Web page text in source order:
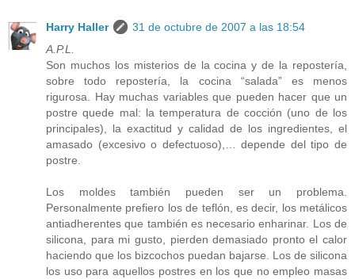
Harry Haller
31 de octubre de 2007 a las 18:54
A.P.L.
Son muchos los misterios de la cocina y de la repostería,
sobre todo repostería, la cocina “salada” es menos
rigurosa. Hay muchas variables que pueden hacer que un
postre quede mal: la temperatura de cocción (uno de los
principales), la exactitud y calidad de los ingredientes, el
amasado (excesivo o defectuoso),… depende del tipo de
postre.
Los moldes también pueden ser un problema.
Personalmente prefiero los de teflón, es decir, los metálicos
antiadherentes que también es necesario enharinar. Los de
silicona, para mi gusto, pierden demasiado pronto el calor
haciendo que los bizcochos puedan bajarse. Los de silicona
los uso para aquellos postres en los que no empleo masas